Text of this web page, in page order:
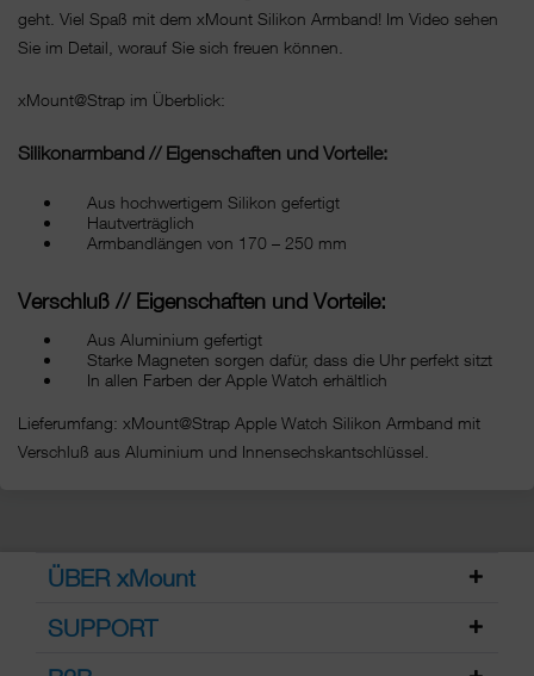
geht. Viel Spaß mit dem xMount Silikon Armband! Im Video sehen
Sie im Detail, worauf Sie sich freuen können.
xMount@Strap im Überblick:
Silikonarmband // Eigenschaften und Vorteile:
Aus hochwertigem Silikon gefertigt
Hautverträglich
Armbandlängen von 170 – 250 mm
Verschluß // Eigenschaften und Vorteile:
Aus Aluminium gefertigt
Starke Magneten sorgen dafür, dass die Uhr perfekt sitzt
In allen Farben der Apple Watch erhältlich
Lieferumfang: xMount@Strap Apple Watch Silikon Armband mit
Verschluß aus Aluminium und Innensechskantschlüssel.
ÜBER xMount
SUPPORT